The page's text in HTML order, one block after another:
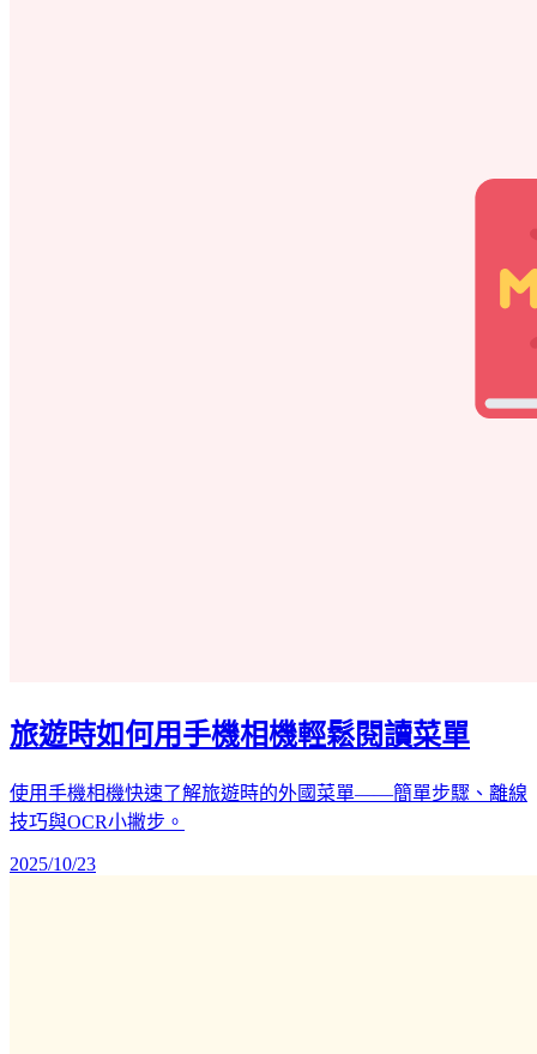
旅遊時如何用手機相機輕鬆閱讀菜單
使用手機相機快速了解旅遊時的外國菜單——簡單步驟、離線
技巧與OCR小撇步。
2025/10/23